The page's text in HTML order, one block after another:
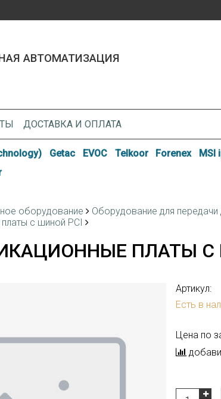
АВТОМАТИЗАЦИЯ
ДОСТАВКА И ОПЛАТА
Getac EVOC Telkoor Forenex MSI
оборудование Оборудование для передачи
с шиной PCI
ПЛАТЫ С
Артикул:
Есть в
Цена по